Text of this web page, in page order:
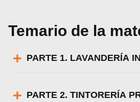
Temario de la
PARTE 1. LAVANDERÍA
PARTE 2. TINTORERÍA